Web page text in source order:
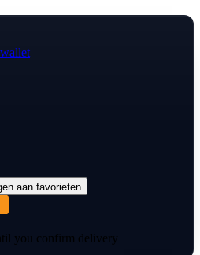
aan favorieten
you confirm delivery